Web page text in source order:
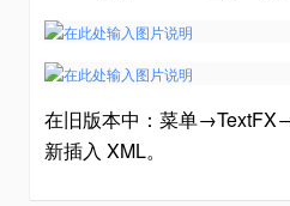
在旧版本中：菜单
新插入 XML。